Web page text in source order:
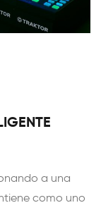
a una
como uno